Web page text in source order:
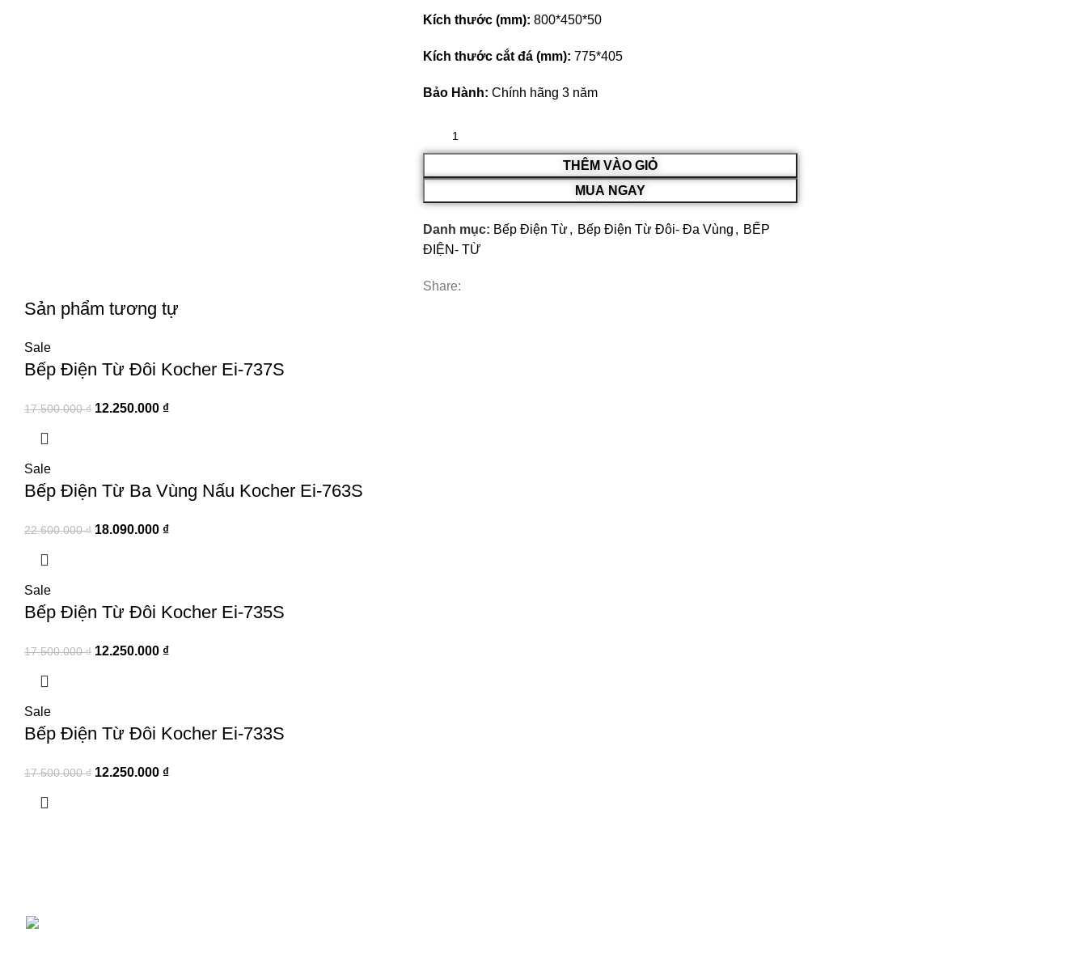
Kích thước (mm): 800*450*50
Kích thước cắt đá (mm): 775*405
Bảo Hành: Chính hãng 3 năm
THÊM VÀO GIỎ
MUA NGAY
Danh mục: Bếp Điện Từ, Bếp Điện Từ Đôi- Đa Vùng , BẾP
ĐIỆN- TỪ
Share:
Sản phẩm tương tự
Sale
Bếp Điện Từ Đôi Kocher Ei-737S
17.500.000₫ 12.250.000 ₫
Sale
Bếp Điện Từ Ba Vùng Nấu Kocher Ei-763S
22.600.000₫ 18.090.000 ₫
Sale
Bếp Điện Từ Đôi Kocher Ei-735S
17.500.000₫ 12.250.000 ₫
Sale
Bếp Điện Từ Đôi Kocher Ei-733S
17.500.000₫ 12.250.000 ₫